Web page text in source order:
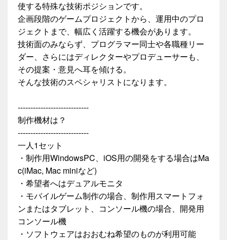
使する特殊な技術ポジションです。
企画段階のゲームプロジェクトから、運用中のプロ
ジェクトまで、幅広く活躍する機会があります。
技術面のみならず、プログラマー同士や各職種リー
ダー、さらにはディレクターやプロデューサーも、
その提案・意見へ耳を傾ける。
そんな技術のスペシャリストになります。
----------------------------
制作機材は？
----------------------------
一人1セット
・制作用WindowsPC、iOS用の開発をする場合はMa
c(iMac, Mac miniなど)
・希望者へはデュアルモニタ
・モバイルゲーム制作の場合、制作用スマートフォ
ンまたはタブレット、コンソール機の場合、開発用
コンソール機
・ソフトウェアはおおむね希望のものが利用可能